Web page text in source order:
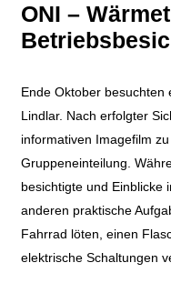
ONI –
Ende Oktober besuchten
Lindlar. Nach erfolgter
informativen Imagefilm
Gruppeneinteilung.
besichtigte und Einblicke
anderen praktische
Fahrrad löten, einen
elektrische Schaltungen